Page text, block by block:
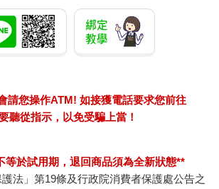
請您操作ATM! 如接獲電話要求您前往
聽從指示，以免受騙上當！
等於試用期，退回商品須為全新狀態**
法」第19條及行政院消費者保護處公告之